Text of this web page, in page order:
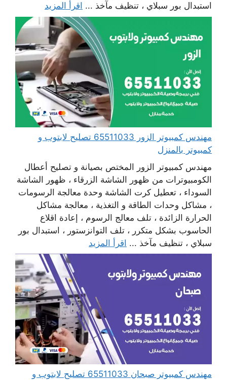
استبدال بور سبلاي ، تنظيف مآخذ ... اقرأ المزيد
مهندس كمبيوتر الزور 65511033 تصليح لابتوب و
كمبيوتر بالمنزل
مهندس كمبيوتر الزور المختص بصيانة و تصليح أعطال
الكومبيوترات من ظهور الشاشة الزرقاء ، ظهور الشاشة
السوداء ، تعطيل كرت الشاشة وحدة معالجة الرسومات
، مشاكل وحدات الطاقة و التغذية ، معالجة مشاكل
الحرارة الزائدة ، تلف معالج الرسوم ، إعادة اقلاع
الحاسوب بشكل متكرر ، تلف التوانزستور ، استبدال بور
سبلاي ، تنظيف مآخذ ... اقرأ المزيد
مهندس كمبيوتر صبحان 65511033 تصليح لابتوب و